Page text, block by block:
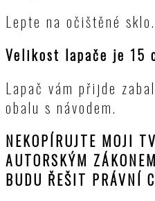
Lepte na očištěné sklo.
Velikost lapače je 15
Lapač vám přijde
obalu s návodem.
NEKOPÍRUJTE MOJI
AUTORSKÝM
BUDU ŘEŠIT PRÁVNÍ